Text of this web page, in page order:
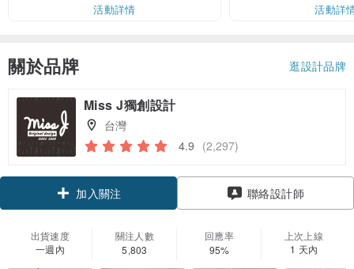
活動詳情
活動詳
關於品牌 逛設計品牌
Miss J獨創設計
台灣
4.9 (2,297)
加入關注 聯絡設計師
出貨速度
一週內
關注人數
5,803
回應率
95%
上次上線
1 天內